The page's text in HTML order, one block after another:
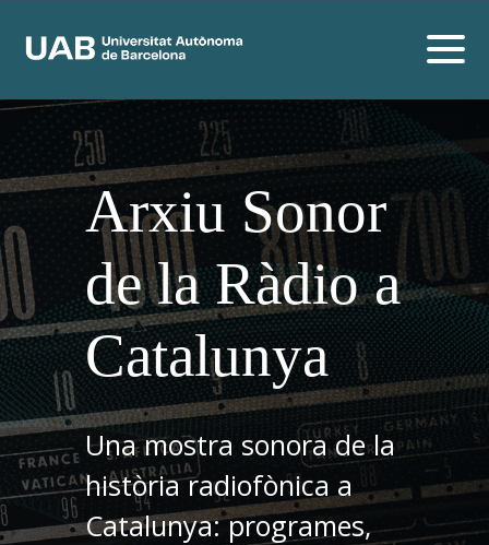
Arxiu Sonor
de la Ràdio a
Catalunya
Una mostra sonora de la
història radiofònica a
Catalunya: programes,